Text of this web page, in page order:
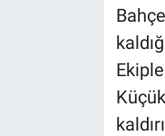
Koronavirüs
Kültür Sanat